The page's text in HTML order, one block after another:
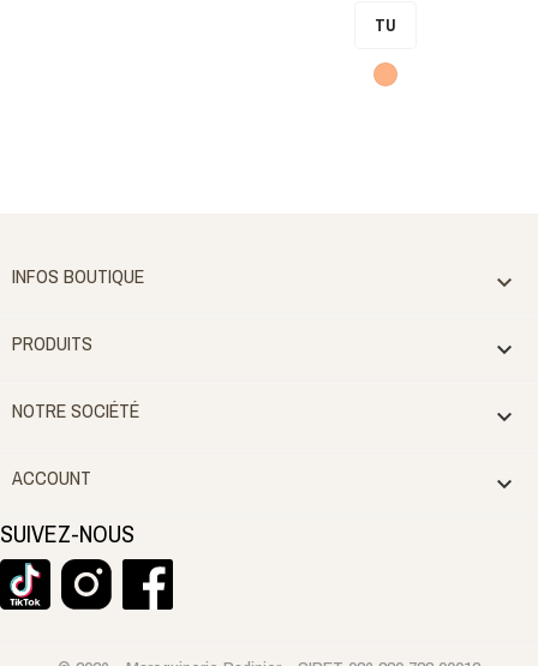
base
TU
Marron
INFOS BOUTIQUE 
PRODUITS 
NOTRE SOCIÉTÉ 
ACCOUNT 
SUIVEZ-NOUS